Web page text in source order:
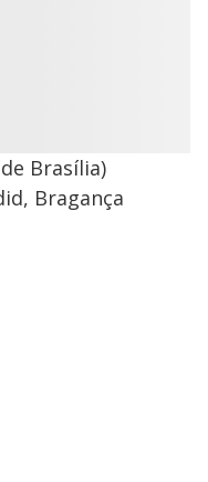
Brasília)
Bragança